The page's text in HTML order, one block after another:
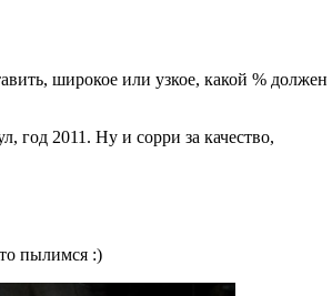
широкое или узкое, какой % должен
год 2011. Ну и сорри за качество,
пылимся :)